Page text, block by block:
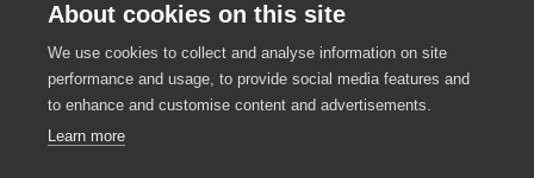
Maße
Material
About cookies on this site
We use cookies to collect and analyse information on site
performance and usage, to provide social media features and
to enhance and customise content and advertisements.
Learn more